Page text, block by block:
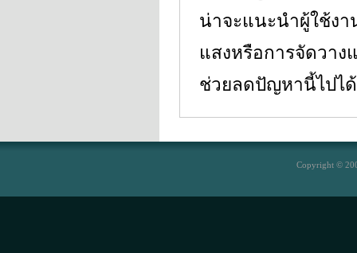
น่าจะแนะนำผู้ใช้ง
แสงหรือการจัดวาง
ช่วยลดปัญหานี้ไปได้
Copyright ©